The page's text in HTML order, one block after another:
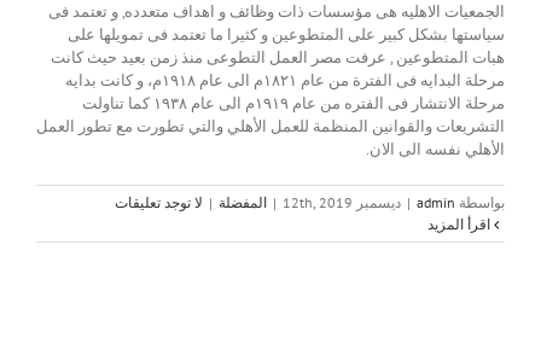
الجمعيات الاهليه هى مؤسسات ذات وظائف و اهداف متعدده, و تعتمد فى
سياستها بشكل كبير على المتطوعين و كثيرا ما تعتمد فى تمويلها على
هبات المتطوعين , عرفت مصر العمل التطوعى منذ زمن بعيد حيث كانت
مرحلة البدايه فى الفترة من عام ١٨٢١م الى عام ١٩١٨م، و كانت بدايه
مرحلة الانتشار فى الفتره من عام ١٩١٩م الى عام ١٩٣٨ كما تناولت
التشريعات والقوانين المنظمة للعمل الأهلي والتي تطورت مع تطور العمل
الأهلي نفسه الى الان.
بواسطة admin
| ديسمبر 12th, 2019 | المفضلة | لا توجد تعليقات